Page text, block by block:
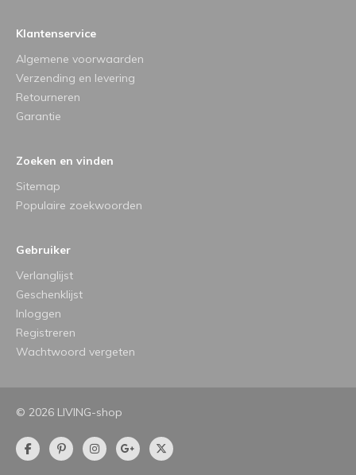
Klantenservice
Algemene voorwaarden
Verzending en levering
Retourneren
Garantie
Zoeken en vinden
Sitemap
Populaire zoekwoorden
Gebruiker
Verlanglijst
Geschenklijst
Inloggen
Registreren
Wachtwoord vergeten
© 2026 LIVING-shop